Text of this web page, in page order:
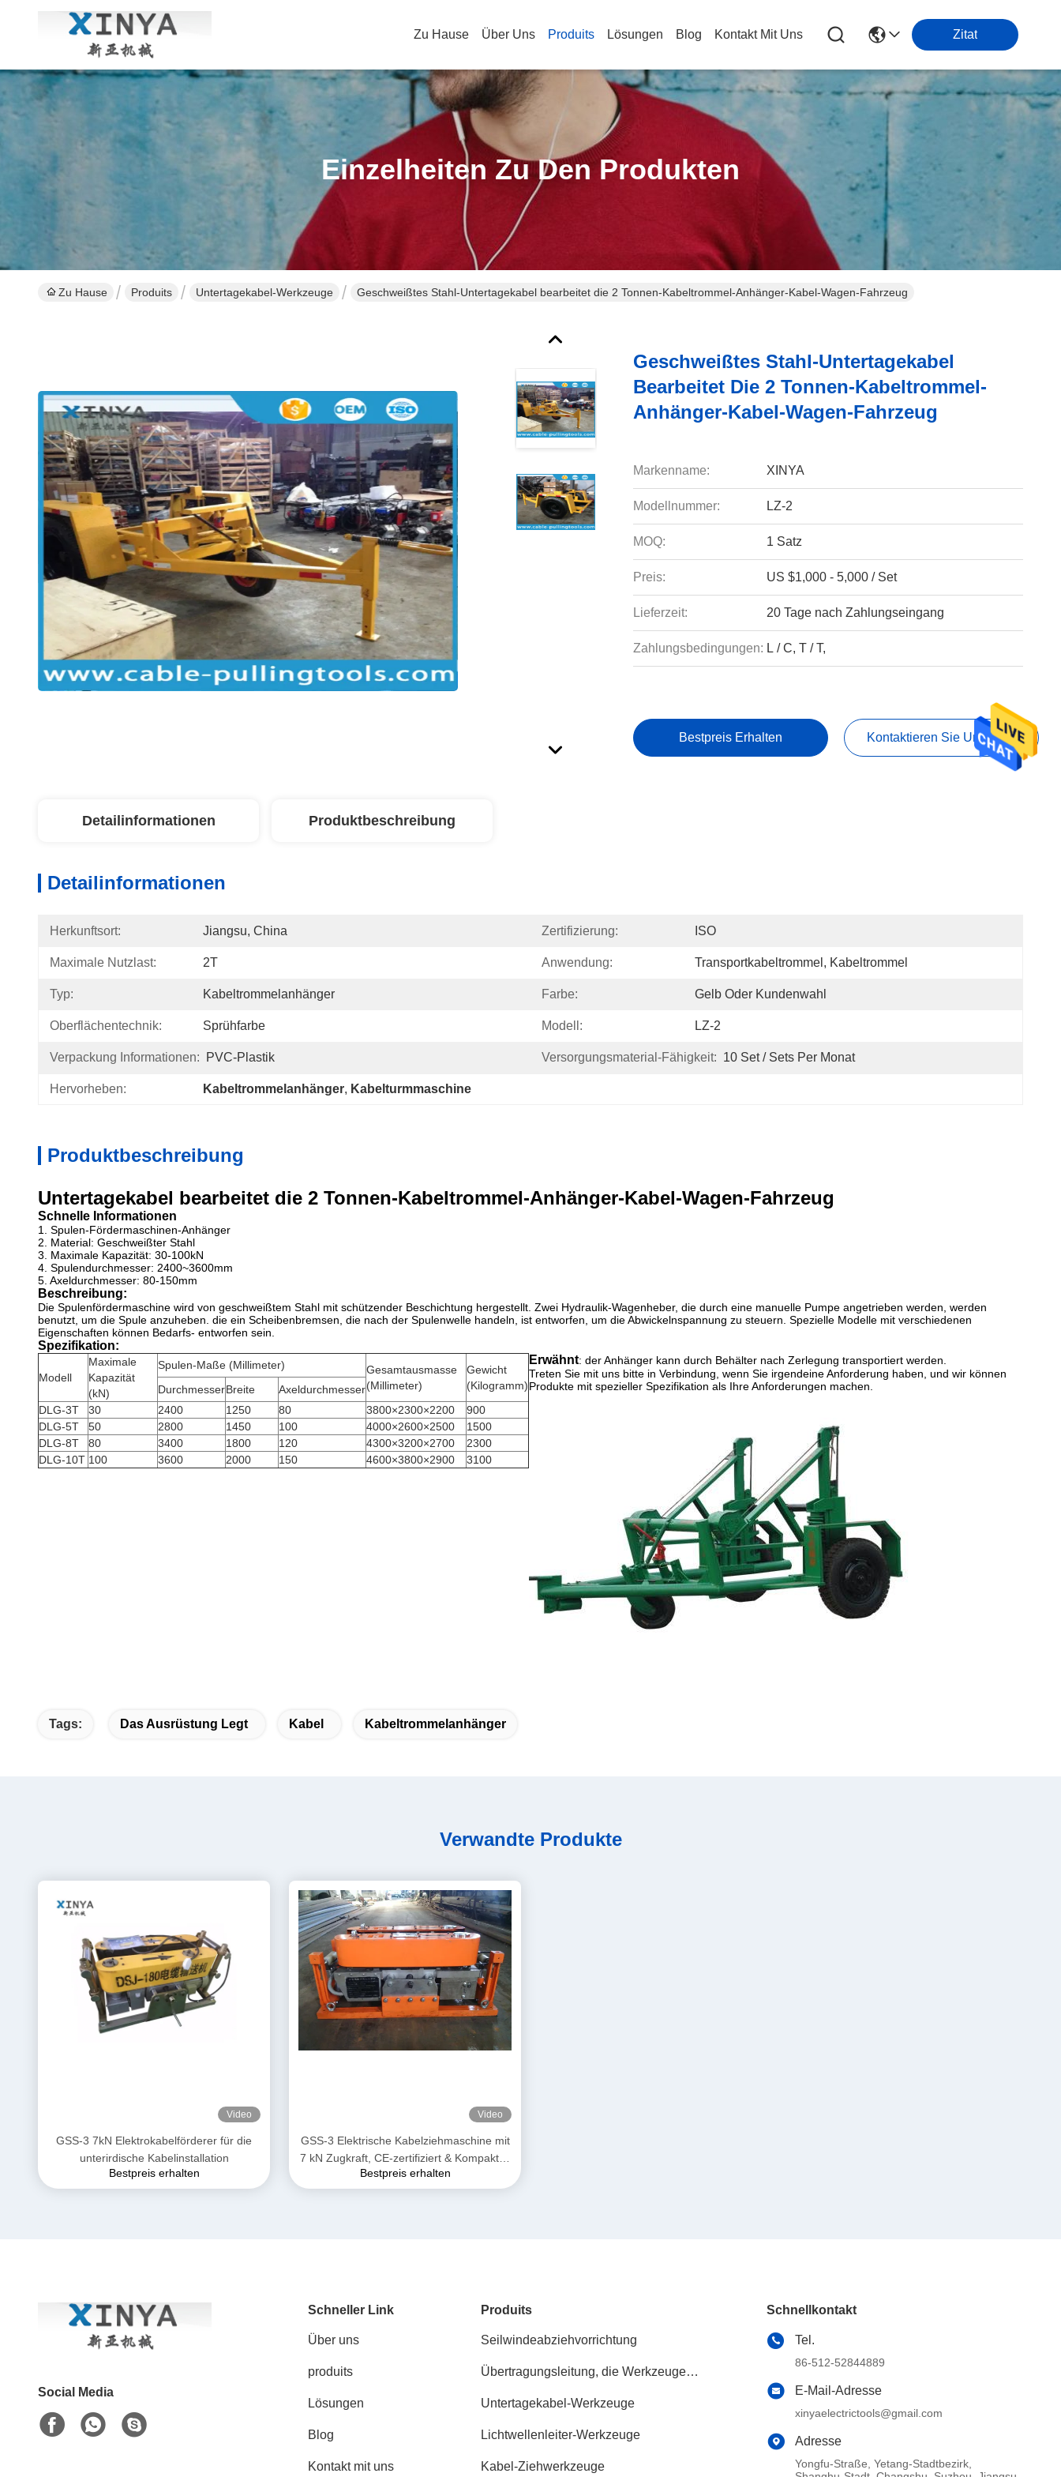
Zu Hause Über Uns Produits Lösungen Blog Kontakt Mit Uns Zitat
Einzelheiten Zu Den Produkten
Zu Hause Produits Untertagekabel-Werkzeuge Geschweißtes Stahl-Untertagekabel bearbeitet die 2 Tonnen-Kabeltrommel-Anhänger-Kabel-Wagen-Fahrzeug
Geschweißtes Stahl-Untertagekabel
Bearbeitet Die 2 Tonnen-Kabeltrommel-
Anhänger-Kabel-Wagen-Fahrzeug
Markenname: XINYA
Modellnummer: LZ-2
MOQ: 1 Satz
Preis: US $1,000 - 5,000 / Set
Lieferzeit: 20 Tage nach Zahlungseingang
Zahlungsbedingungen: L / C, T / T,
Bestpreis Erhalten Kontaktieren Sie Uns Jetzt
Detailinformationen Produktbeschreibung
Detailinformationen
Herkunftsort: Jiangsu, China Zertifizierung: ISO
Maximale Nutzlast: 2T Anwendung: Transportkabeltrommel, Kabeltrommel
Typ: Kabeltrommelanhänger Farbe: Gelb Oder Kundenwahl
Oberflächentechnik: Sprühfarbe Modell: LZ-2
Verpackung Informationen: PVC-Plastik Versorgungsmaterial-Fähigkeit: 10 Set / Sets Per Monat
Hervorheben: Kabeltrommelanhänger, Kabelturmmaschine
Produktbeschreibung
Untertagekabel bearbeitet die 2 Tonnen-Kabeltrommel-Anhänger-Kabel-Wagen-Fahrzeug
Schnelle Informationen
1. Spulen-Fördermaschinen-Anhänger
2. Material: Geschweißter Stahl
3. Maximale Kapazität: 30-100kN
4. Spulendurchmesser: 2400~3600mm
5. Axeldurchmesser: 80-150mm
Beschreibung:
Die Spulenfördermaschine wird von geschweißtem Stahl mit schützender Beschichtung hergestellt. Zwei Hydraulik-Wagenheber, die durch eine manuelle Pumpe angetrieben werden, werden
benutzt, um die Spule anzuheben. die ein Scheibenbremsen, die nach der Spulenwelle handeln, ist entworfen, um die Abwickelnspannung zu steuern. Spezielle Modelle mit verschiedenen
Eigenschaften können Bedarfs- entworfen sein.
Spezifikation:
Modell
Maximale
Kapazität
(kN)
Spulen-Maße (Millimeter)
Gesamtausmasse
(Millimeter)
Gewicht
(Kilogramm)
DurchmesserBreite
Axeldurchmesser
DLG-3T
30 2400 1250 80 3800×2300×2200
900
DLG-5T
50 2800 1450 100 4000×2600×2500
1500
DLG-8T
80 3400 1800 120 4300×3200×2700
2300
DLG-10T 100 3600 2000 150 4600×3800×2900 3100
Erwähnt: der Anhänger kann durch Behälter nach Zerlegung transportiert werden.
Treten Sie mit uns bitte in Verbindung, wenn Sie irgendeine Anforderung haben, und wir können
Produkte mit spezieller Spezifikation als Ihre Anforderungen machen.
Tags: Das Ausrüstung Legt Kabel Kabeltrommelanhänger
Verwandte Produkte
Video
GSS-3 7kN Elektrokabelförderer für die
unterirdische Kabelinstallation
Bestpreis erhalten
Video
GSS-3 Elektrische Kabelziehmaschine mit
7 kN Zugkraft, CE-zertifiziert & Kompaktes
Design für die Verlegung von
Unterirdischen Stromkabeln
Bestpreis erhalten
Social Media
Schneller Link
Über uns
produits
Lösungen
Blog
Kontakt mit uns
Produits
Seilwindeabziehvorrichtung
Übertragungsleitung, die Werkzeuge
Untertagekabel-Werkzeuge
Lichtwellenleiter-Werkzeuge
Kabel-Ziehwerkzeuge
Schnellkontakt
Tel.
86-512-52844889
E-Mail-Adresse
xinyaelectrictools@gmail.com
Adresse
Yongfu-Straße, Yetang-Stadtbezirk,